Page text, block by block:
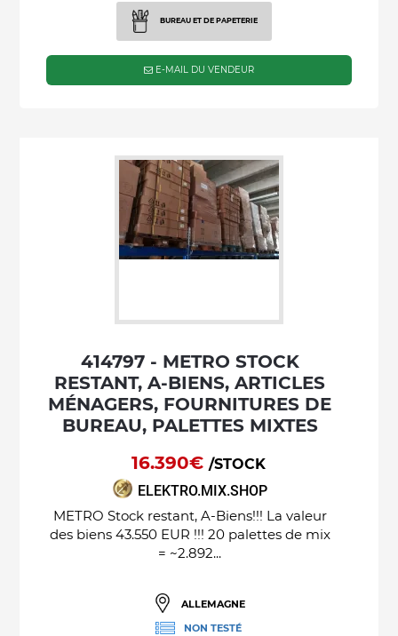
BUREAU ET DE PAPETERIE
E-MAIL DU VENDEUR
414797 - METRO STOCK
RESTANT, A-BIENS, ARTICLES
MÉNAGERS, FOURNITURES DE
BUREAU, PALETTES MIXTES
16.390€/STOCK
ELEKTRO.MIX.SHOP
METRO Stock restant, A-Biens!!! La valeur
des biens 43.550 EUR !!! 20 palettes de mix
= ~2.892...
ALLEMAGNE
NON TESTÉ